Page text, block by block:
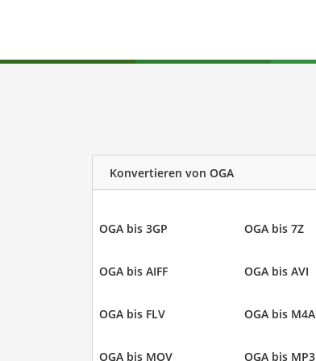
Konvertieren von OGA
OGA bis 3GP OGA bis 7Z
OGA bis AIFF OGA bis AVI
OGA bis FLV OGA bis M4A
OGA bis MOV OGA bis MP3